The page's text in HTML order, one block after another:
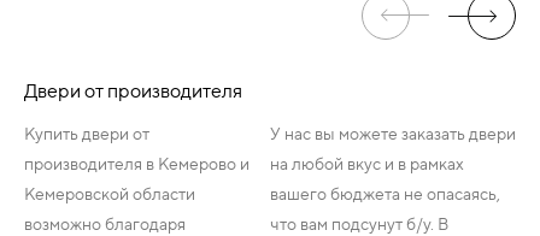
Двери от производителя
Купить двери от
производителя в Кемерово и
Кемеровской области
возможно благодаря
У нас вы можете заказать двери
на любой вкус и в рамках
вашего бюджета не опасаясь,
что вам подсунут б/у. В